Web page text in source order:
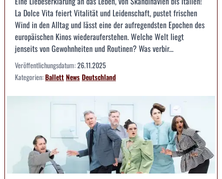
La Dolce Vita feiert Vitalität und Leidenschaft, pustet frischen
Wind in den Alltag und lässt eine der aufregendsten Epochen des
europäischen Kinos wiederauferstehen. Welche Welt liegt
jenseits von Gewohnheiten und Routinen? Was verbir...
Veröffentlichungsdatum:26.11.2025
Kategorien:BallettNewsDeutschland